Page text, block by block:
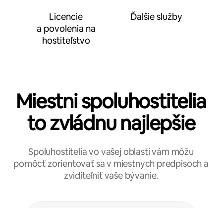
Licencie
a povolenia na
hostiteľstvo
Ďalšie služby
Miestni spoluhostitelia
to zvládnu najlepšie
Spoluhostitelia vo vašej oblasti vám môžu
pomôcť zorientovať sa v miestnych predpisoch a
zviditeľniť vaše bývanie.